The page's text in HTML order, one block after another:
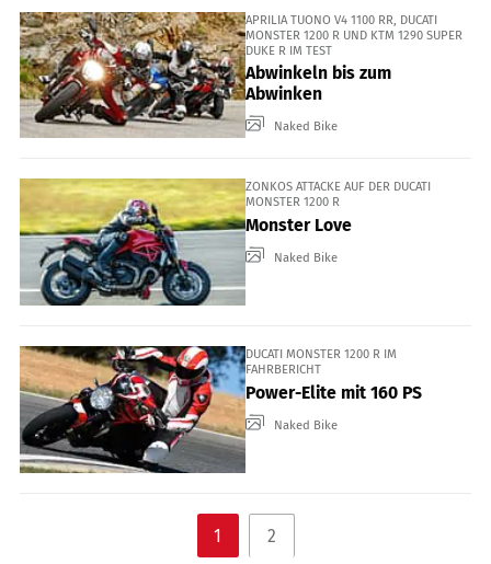
APRILIA TUONO V4 1100 RR, DUCATI
MONSTER 1200 R UND KTM 1290 SUPER
DUKE R IM TEST
Abwinkeln bis zum
Abwinken
Naked Bike
ZONKOS ATTACKE AUF DER DUCATI
MONSTER 1200 R
Monster Love
Naked Bike
DUCATI MONSTER 1200 R IM
FAHRBERICHT
Power-Elite mit 160 PS
Naked Bike
1 2